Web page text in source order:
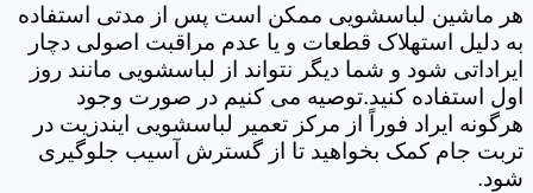
هر ماشین لباسشویی ممکن است پس از مدتی استفاده
به دلیل استهلاک قطعات و یا عدم مراقبت اصولی دچار
ایراداتی شود و شما دیگر نتواند از لباسشویی مانند روز
اول استفاده کنید.توصیه می کنیم در صورت وجود
هرگونه ایراد فوراً از مرکز تعمیر لباسشویی ایندزیت در
تربت جام کمک بخواهید تا از گسترش آسیب جلوگیری
شود.